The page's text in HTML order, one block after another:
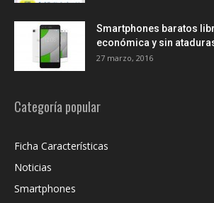
Smartphones baratos
económica y sin
27 marzo, 2016
Categoría popular
Ficha Características
Noticias
Smartphones